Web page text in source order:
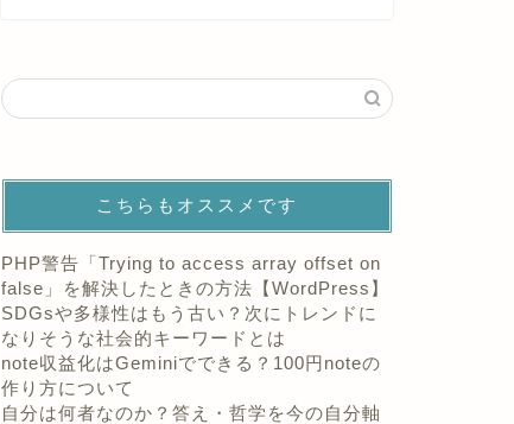
こちらもオススメです
PHP警告「Trying to access array offset on
false」を解決したときの方法【WordPress】
SDGsや多様性はもう古い？次にトレンドに
なりそうな社会的キーワードとは
note収益化はGeminiでできる？100円noteの
作り方について
自分は何者なのか？答え・哲学を今の自分軸